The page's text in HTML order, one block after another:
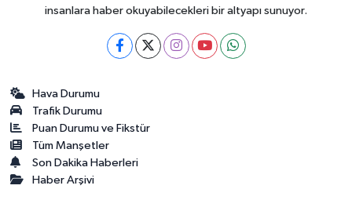
insanlara haber okuyabilecekleri bir altyapı sunuyor.
Hava Durumu
Trafik Durumu
Puan Durumu ve Fikstür
Tüm Manşetler
Son Dakika Haberleri
Haber Arşivi